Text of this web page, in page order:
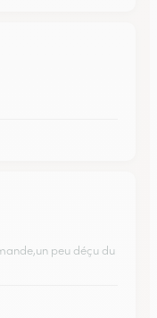
peu déçu du